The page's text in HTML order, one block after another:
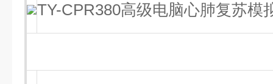
TY-CPR380高级电脑心肺复苏模